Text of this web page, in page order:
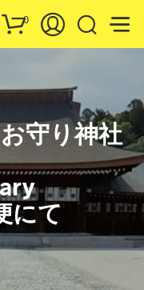
0
守り神社
にて